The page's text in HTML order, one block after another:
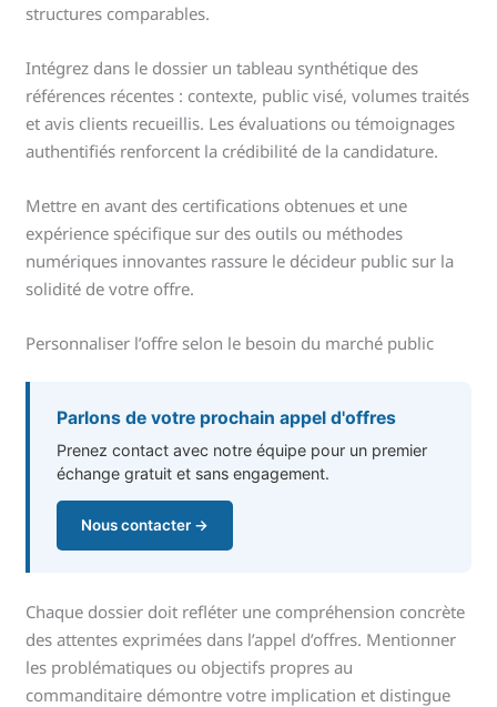
structures comparables.
Intégrez dans le dossier un tableau synthétique des
références récentes : contexte, public visé, volumes traités
et avis clients recueillis. Les évaluations ou témoignages
authentifiés renforcent la crédibilité de la candidature.
Mettre en avant des certifications obtenues et une
expérience spécifique sur des outils ou méthodes
numériques innovantes rassure le décideur public sur la
solidité de votre offre.
Personnaliser l’offre selon le besoin du marché public
Parlons de votre prochain appel d'offres
Prenez contact avec notre équipe pour un premier
échange gratuit et sans engagement.
Nous contacter →
Chaque dossier doit refléter une compréhension concrète
des attentes exprimées dans l’appel d’offres. Mentionner
les problématiques ou objectifs propres au
commanditaire démontre votre implication et distingue